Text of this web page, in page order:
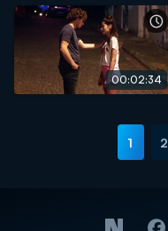
00:02:34
1 2